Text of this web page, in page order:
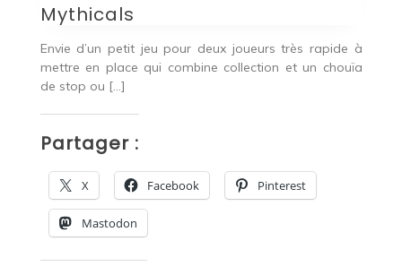
Mythicals
Envie d’un petit jeu pour deux joueurs très rapide à
mettre en place qui combine collection et un chouïa
de stop ou […]
Partager :
X Facebook Pinterest
Mastodon